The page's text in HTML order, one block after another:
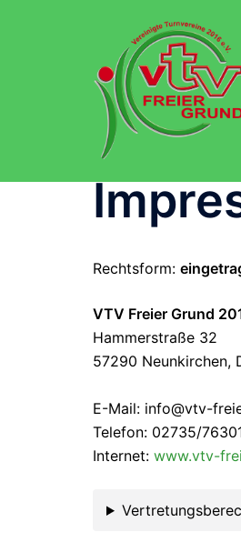
Rechtsform:
VTV Freier Grund
Hammerstraße 32
57290 Neunkirchen,
E-Mail: info@vtv-
Telefon: 02735/
Internet: www.vtv-